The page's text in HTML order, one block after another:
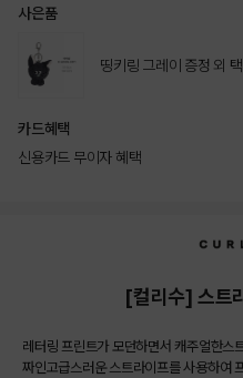
사은품
띵키링 그레이 증정 외 택
카드혜택
신용카드 무이자 혜택
[컬리수] 스트
레터링 프린트가 모던하면서 캐주얼한스
짜인고급스러운 스트라이프를 사용하여